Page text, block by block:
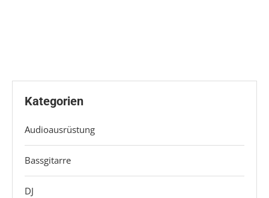
Kategorien
Audioausrüstung
Bassgitarre
DJ